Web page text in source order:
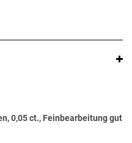
0,05 ct., Feinbearbeitung gut